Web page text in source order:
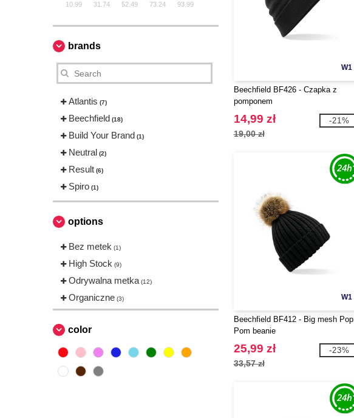
10.99 31.74 52.49 73.24 93.99
brands
Atlantis (7)
Beechfield (18)
Build Your Brand (1)
Neutral (2)
Result (6)
Spiro (1)
options
Bez metek (1)
High Stock (9)
Odrywalna metka (12)
Organiczne (3)
color
W1
Beechfield BF426 - Czapka z
pomponem
14,99 zł
19,00 zł
-21%
W1
Beechfield BF412 - Big mesh Pop
Pom beanie
25,99 zł
33,57 zł
-23%